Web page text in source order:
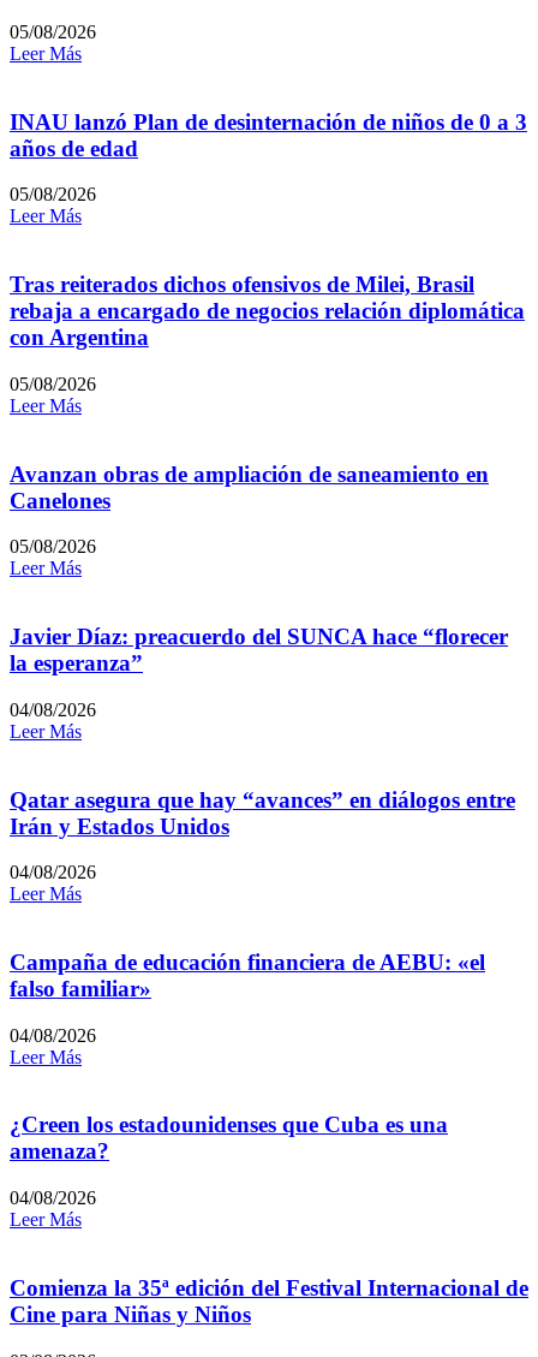
05/08/2026
Leer Más
INAU lanzó Plan de desinternación de niños de 0 a 3
años de edad
05/08/2026
Leer Más
Tras reiterados dichos ofensivos de Milei, Brasil
rebaja a encargado de negocios relación diplomática
con Argentina
05/08/2026
Leer Más
Avanzan obras de ampliación de saneamiento en
Canelones
05/08/2026
Leer Más
Javier Díaz: preacuerdo del SUNCA hace “florecer
la esperanza”
04/08/2026
Leer Más
Qatar asegura que hay “avances” en diálogos entre
Irán y Estados Unidos
04/08/2026
Leer Más
Campaña de educación financiera de AEBU: «el
falso familiar»
04/08/2026
Leer Más
¿Creen los estadounidenses que Cuba es una
amenaza?
04/08/2026
Leer Más
Comienza la 35ª edición del Festival Internacional de
Cine para Niñas y Niños